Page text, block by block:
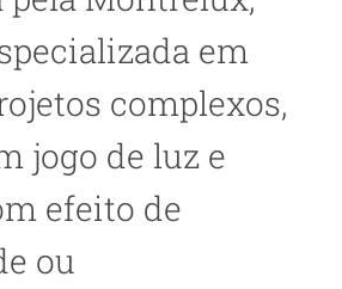
em
complexos,
jogo de luz e
efeito de
ou